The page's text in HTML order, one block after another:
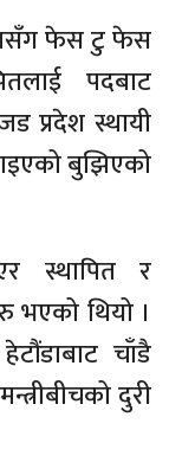
फेस टु फेस
पदबाट
प्रदेश स्थायी
बुझिएको
स्थापित र
थियो ।
चाँडै
दुरी